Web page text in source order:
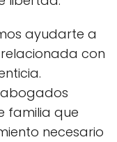
ayudarte a
con
familia que
necesario